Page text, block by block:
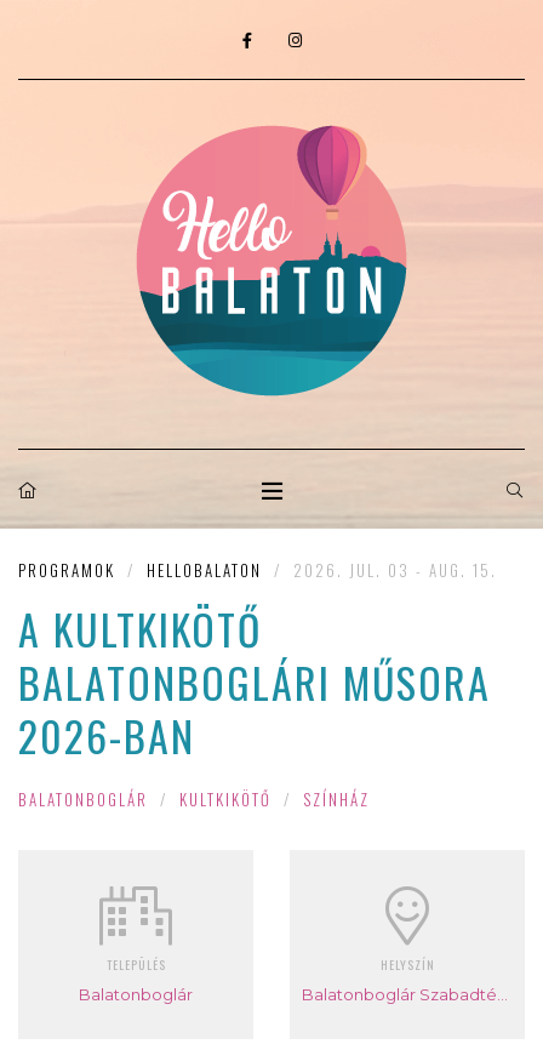
PROGRAMOK / HELLOBALATON / 2026. JUL. 03 - AUG. 15.
A KULTKIKÖTŐ
BALATONBOGLÁRI MŰSORA
2026-BAN
BALATONBOGLÁR / KULTKIKÖTŐ / SZÍNHÁZ
TELEPÜLÉS
Balatonboglár
HELYSZÍN